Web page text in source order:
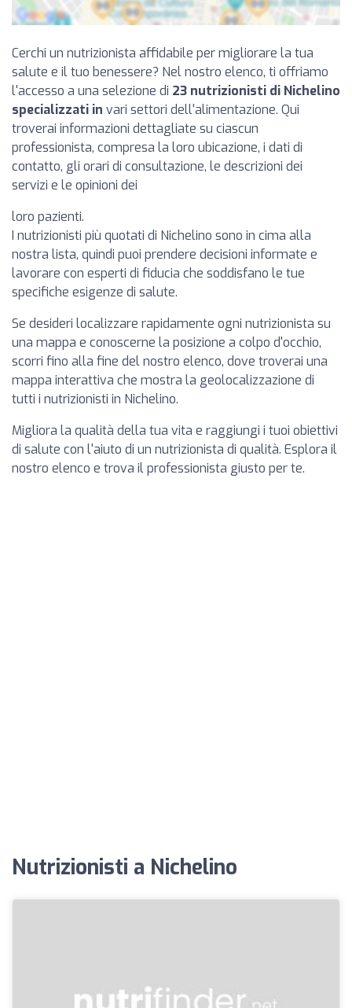
Cerchi un nutrizionista affidabile per migliorare la tua
salute e il tuo benessere? Nel nostro elenco, ti offriamo
l'accesso a una selezione di 23 nutrizionisti di Nichelino
specializzati in vari settori dell'alimentazione. Qui
troverai informazioni dettagliate su ciascun
professionista, compresa la loro ubicazione, i dati di
contatto, gli orari di consultazione, le descrizioni dei
servizi e le opinioni dei
loro pazienti.
I nutrizionisti più quotati di Nichelino sono in cima alla
nostra lista, quindi puoi prendere decisioni informate e
lavorare con esperti di fiducia che soddisfano le tue
specifiche esigenze di salute.
Se desideri localizzare rapidamente ogni nutrizionista su
una mappa e conoscerne la posizione a colpo d'occhio,
scorri fino alla fine del nostro elenco, dove troverai una
mappa interattiva che mostra la geolocalizzazione di
tutti i nutrizionisti in Nichelino.
Migliora la qualità della tua vita e raggiungi i tuoi obiettivi
di salute con l'aiuto di un nutrizionista di qualità. Esplora il
nostro elenco e trova il professionista giusto per te.
Nutrizionisti a Nichelino